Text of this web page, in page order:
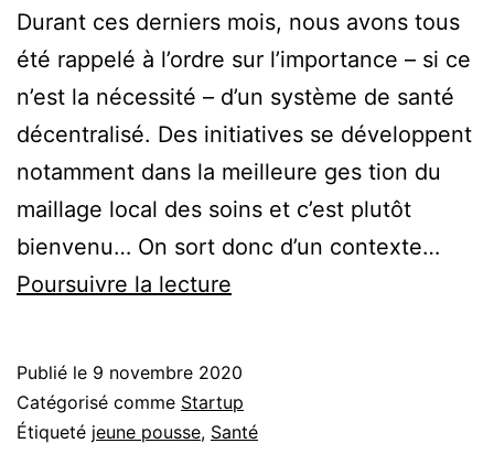
Durant ces derniers mois, nous avons tous
été rappelé à l’ordre sur l’importance – si ce
n’est la nécessité – d’un système de santé
décentralisé. Des initiatives se développent
notamment dans la meilleure ges tion du
maillage local des soins et c’est plutôt
bienvenu… On sort donc d’un contexte…
Poursuivre la lecture
:
la
Publié le 9 novembre 2020
Catégorisé comme Startup
Étiqueté jeune pousse, Santé